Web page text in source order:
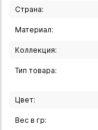
Цвет корпуса:
Отделка корпуса:
Клип: нержавеющая
Вы можете купить
Иркутске и в
магазине с
Страна:
Материал:
Коллекция:
Тип товара:
Цвет:
Вес в гр: